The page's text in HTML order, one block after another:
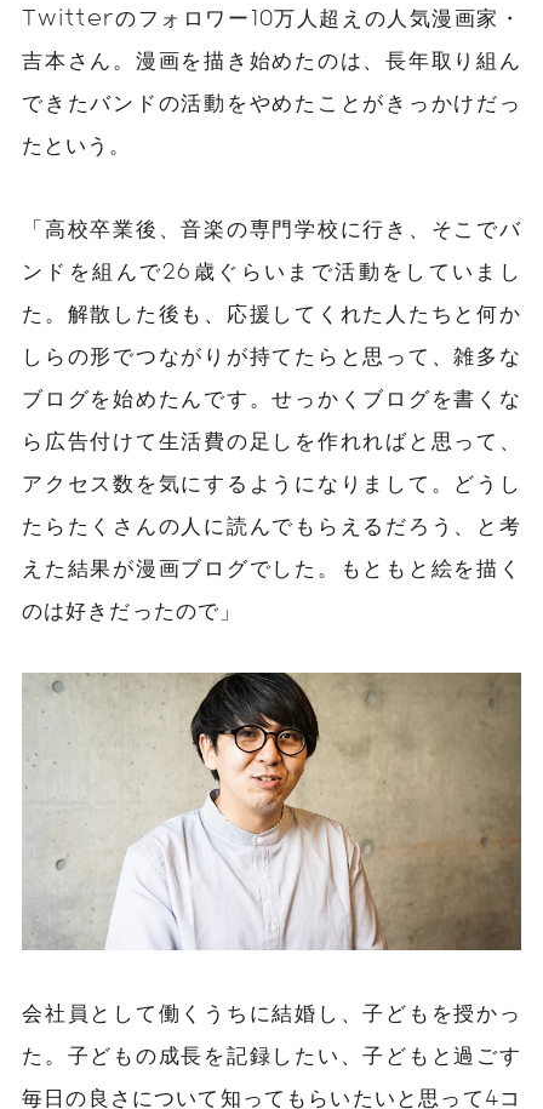
Twitterのフォロワー10万人超えの人気漫画家・
吉本さん。漫画を描き始めたのは、長年取り組ん
できたバンドの活動をやめたことがきっかけだっ
たという。
「高校卒業後、音楽の専門学校に行き、そこでバ
ンドを組んで26歳ぐらいまで活動をしていまし
た。解散した後も、応援してくれた人たちと何か
しらの形でつながりが持てたらと思って、雑多な
ブログを始めたんです。せっかくブログを書くな
ら 広告付けて生活費の足しを作れれば と思って、
アクセス数を気にするようになりまして。どうし
たらたくさんの人に読んでもらえるだろう、と考
えた結果が漫画ブログでした。もともと絵を描く
のは好きだったので」
会社員として働くうちに結婚し、子どもを授かっ
た。子どもの成長を記録したい、子どもと過ごす
毎日の良さについて知ってもらいたいと思って4コ